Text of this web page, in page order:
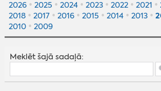
2026 •2025 •2024 •2023 •2022 •2021 •
2018 •2017 •2016 •2015 •2014 •2013 •
2010 •2009
Meklēt šajā sadaļā: